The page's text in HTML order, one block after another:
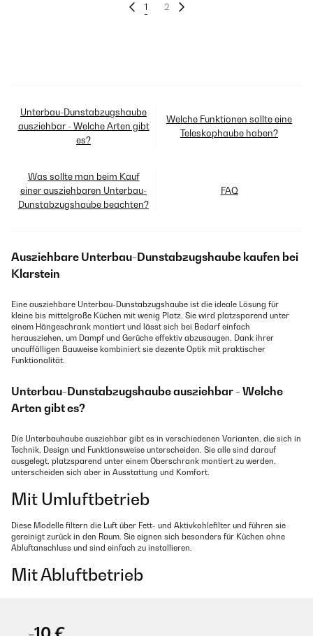
1 2
Unterbau-Dunstabzugshaube
ausziehbar - Welche Arten gibt
es?
Welche Funktionen sollte eine
Teleskophaube haben?
Was sollte man beim Kauf
einer ausziehbaren Unterbau-
Dunstabzugshaube beachten?
FAQ
Ausziehbare Unterbau-Dunstabzugshaube kaufen bei
Klarstein
Eine ausziehbare Unterbau-Dunstabzugshaube ist die ideale Lösung für
kleine bis mittelgroße Küchen mit wenig Platz. Sie wird platzsparend unter
einem Hängeschrank montiert und lässt sich bei Bedarf einfach
herausziehen, um Dampf und Gerüche effektiv abzusaugen. Dank ihrer
unauffälligen Bauweise kombiniert sie dezente Optik mit praktischer
Funktionalität.
Unterbau-Dunstabzugshaube ausziehbar - Welche
Arten gibt es?
Die Unterbauhaube ausziehbar gibt es in verschiedenen Varianten, die sich in
Technik, Design und Funktionsweise unterscheiden. Sie alle sind darauf
ausgelegt, platzsparend unter einem Oberschrank montiert zu werden,
unterscheiden sich aber in Ausstattung und Komfort.
Mit Umluftbetrieb
Diese Modelle filtern die Luft über Fett- und Aktivkohlefilter und führen sie
gereinigt zurück in den Raum. Sie eignen sich besonders für Küchen ohne
Abluftanschluss und sind einfach zu installieren.
Mit Abluftbetrieb